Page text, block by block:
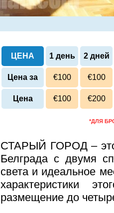
ЦЕНА 1 день 2 дней
Цена за
сутки
€100 €100
Цена €100 €200
*ДЛЯ
СТАРЫЙ ГОРОД – это
Белграда с двумя
света и идеальное
характеристики
размещение до